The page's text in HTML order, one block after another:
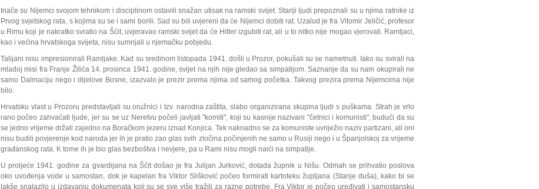
Inače su Nijemci svojom tehnikom i disciplinom ostavili snažan utisak na ramski svijet. Stariji ljudi prepoznali su u njima ratnike iz
Prvog svjetskog rata, s kojima su se i sami borili. Sad su bili uvjereni da će Nijemci dobiti rat. Uzalud je fra Vitomir Jeličić, profesor
u Rimu koji je nakratko svratio na Šćit, uvjeravao ramski svijet da će Hitler izgubiti rat, ali u to nitko nije mogao vjerovati. Ramljaci,
kao i većina hrvatskoga svijeta, nisu sumnjali u njemačku pobjedu.
Talijani nisu impresionirali Ramljake. Kad su sredinom listopada 1941. došli u Prozor, pokušali su se nametnuti. Iako su svirali na
mladoj misi fra Franje Žilića 14. prosinca 1941. godine, svijet na njih nije gledao sa simpatijom. Saznanje da su nam okupirali ne
samo Dalmaciju nego i dijelove Bosne, izazvalo je prezir prema njima od samog početka. Takvog prezira prema Nijemcima nije
bilo.
Hrvatsku vlast u Prozoru predstavljali su oružnici i tzv. narodna zaštita, slabo organizirana skupina ljudi s puškama. Strah je vrlo
rano počeo zahvaćati ljude, jer su se uz Neretvu počeli javljati "komiti", koji su kasnije nazivani "četnici i komunisti", budući da su
se jedno vrijeme držali zajedno na Boračkom jezeru iznad Konjica. Tek naknadno se za komuniste uvriježio naziv partizani, ali oni
nisu budili povjerenje kod naroda jer ih je pratio zao glas svih zločina počinjenih ne samo u Rusiji nego i u Španjolskoj za vrijeme
građanskog rata. K tome ih je bio glas bezboštva i nevjere, pa u Rami nisu mogli naići na simpatije.
U proljeće 1941. godine za gvardijana na Šćit došao je fra Julijan Jurković, dotada župnik u Nišu. Odmah se prihvatio poslova
oko uvođenja vode u samostan, dok je kapelan fra Viktor Slišković počeo formirati kartoteku župljana (Stanje duša), kako bi se
lakše snalazilo u izdavanju dokumenata koji su se sve više tražili za razne potrebe. Fra Viktor je počeo uređivati i samostansku